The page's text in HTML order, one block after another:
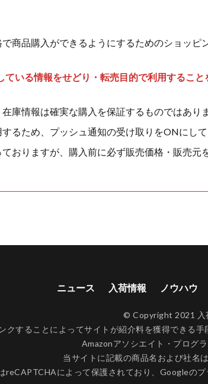
商品購入ができるようにするためのショッピ
いる情報をせどり・転売目的で利用すること
庫情報は確実な購入を保証するものではあり
るため、プッシュ通知の受け取りをONにして
おりますが、購入前に必ず販売価格・販売元
ニュース 入荷情報 ノウハウ
© Copyright 2021 入
クすることによってサイトが紹介料を獲得できる
Amazonアソシエイト・プログラ
当サイトに記載の商品名および社名
reCAPTCHAによって保護されており、Googleの